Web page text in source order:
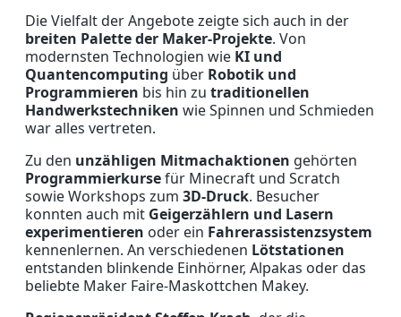
Die Vielfalt der Angebote zeigte sich auch in der
breiten Palette der Maker-Projekte. Von
modernsten Technologien wie KI und
Quantencomputing über Robotik und
Programmieren bis hin zu traditionellen
Handwerkstechniken wie Spinnen und Schmieden
war alles vertreten.
Zu den unzähligen Mitmachaktionen gehörten
Programmierkursefür Minecraft und Scratch
sowie Workshops zum 3D-Druck. Besucher
konnten auch mit Geigerzählern und Lasern
experimentieren oder ein Fahrerassistenzsystem
kennenlernen. An verschiedenen Lötstationen
entstanden blinkende Einhörner, Alpakas oder das
beliebte Maker Faire-Maskottchen Makey.